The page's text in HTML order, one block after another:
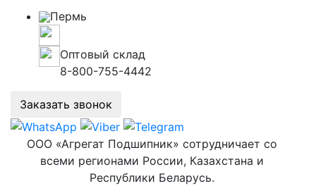
Пермь
Оптовый склад
8-800-755-4442
Заказать звонок
ООО «Агрегат Подшипник» сотрудничает со
всеми регионами России, Казахстана и
Республики Беларусь.